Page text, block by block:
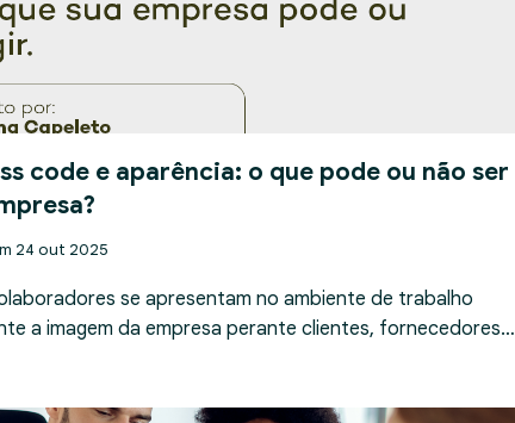
code e aparência: o que pode ou não ser
24 out 2025
se apresentam no ambiente de trabalho
a imagem da empresa perante clientes, fornecedores…